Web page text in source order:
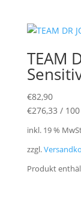
TEAM
€82,90
€276,33 / 100
inkl. 19 %
zzgl.
Produkt